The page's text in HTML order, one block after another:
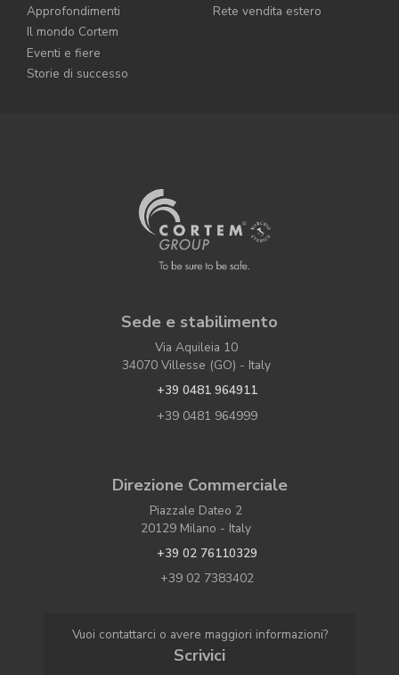
Approfondimenti
Il mondo Cortem
Eventi e fiere
Storie di successo
Rete vendita estero
Sede e stabilimento
Via Aquileia 10
34070 Villesse (GO) - Italy
+39 0481 964911
+39 0481 964999
Direzione Commerciale
Piazzale Dateo 2
20129 Milano - Italy
+39 02 76110329
+39 02 7383402
Vuoi contattarci o avere maggiori informazioni?
Scrivici